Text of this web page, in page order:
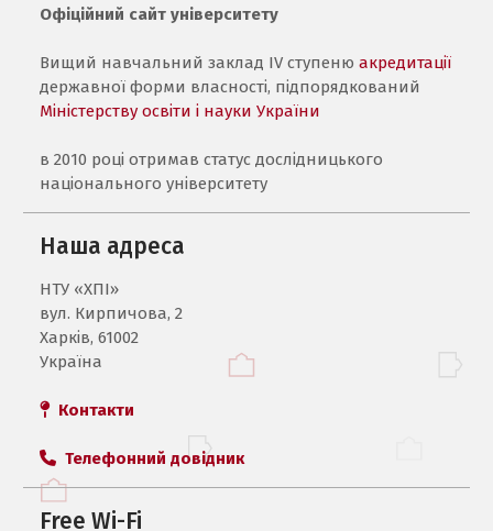
Офіційний сайт університету
Вищий навчальний заклад IV ступенюакредитації
державної форми власності, підпорядкований
Міністерству освіти і науки України
в 2010 році отримав статус дослідницького
національного університету
Наша адреса
НТУ «ХПI»
вул. Кирпичова, 2
Харків, 61002
Україна
Контакти
Телефонний довідник
Free Wi-Fi